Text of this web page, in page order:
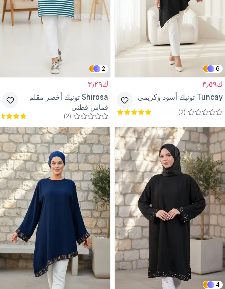
6
ك٣٫٥٩
Tuncay تونيك أسود وكريمي
(
2
)
2
ك٣٫٢٩
Shirosa تونيك أخضر مقلم
قماش قطني
(
2
)
4